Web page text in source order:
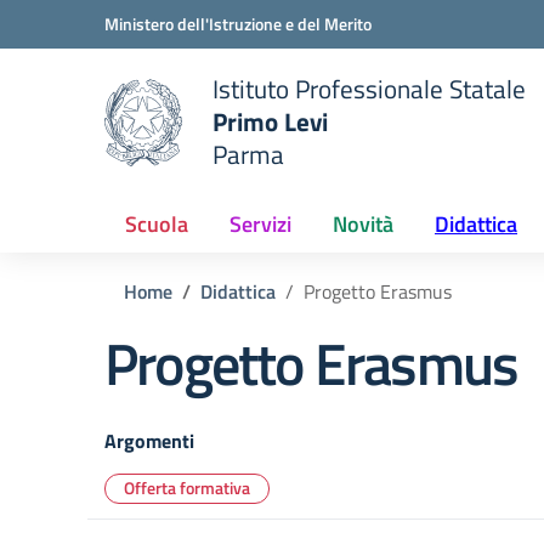
Vai ai contenuti
Vai al menu di navigazioneMinistero dell'Istruzione e del Merito
scuola
Istituto Professionale Statale
Primo Levi
Parma
Scuola Servizi Novità Didattica
Home Didattica Progetto Erasmus
Progetto Erasmus
Argomenti
Offerta formativa